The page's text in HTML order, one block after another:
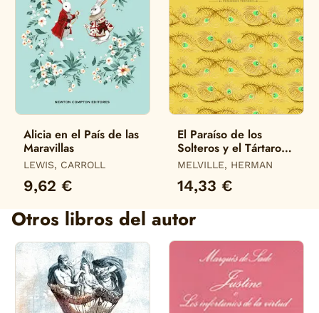
Alicia en el País de las
Maravillas
LEWIS, CARROLL
9,62 €
El Paraíso de los
Solteros y el Tártaro
de las Doncellas
MELVILLE, HERMAN
14,33 €
Otros libros del autor